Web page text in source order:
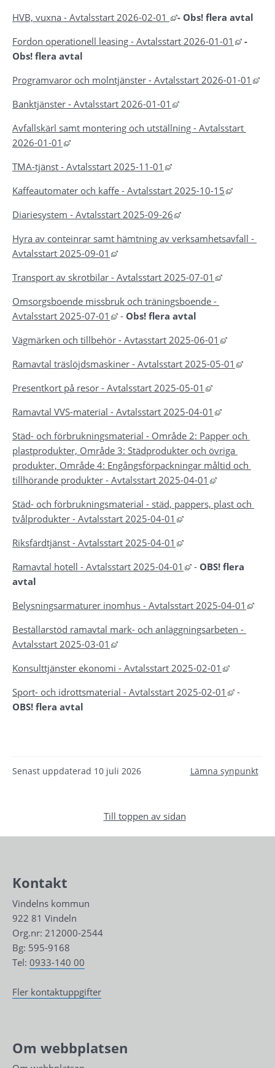
HVB, vuxna - Avtalsstart 2026-02-01
Länk till annan
- Obs! flera avtal
Fordon operationell leasing - Avtalsstart 2026-01-01
Länk
-
Obs! flera avtal
Programvaror och molntjänster - Avtalsstart 2026-01-01
Banktjänster - Avtalsstart 2026-01-01
Länk till annan
Avfallskärl samt montering och utställning - Avtalsstart
2026-01-01
Länk till annan webbplats, öppnas i nytt fönster.
TMA-tjänst - Avtalsstart 2025-11-01
Länk till annan
Kaffeautomater och kaffe - Avtalsstart 2025-10-15
Länk till
Diariesystem - Avtalsstart 2025-09-26
Länk till annan
Hyra av conteinrar samt hämtning av verksamhetsavfall -
Avtalsstart 2025-09-01
Länk till annan webbplats, öppnas i
Transport av skrotbilar - Avtalsstart 2025-07-01
Länk till
Omsorgsboende missbruk och träningsboende -
Avtalsstart 2025-07-01
Länk till annan webbplats, öppnas i
- Obs! flera avtal
Vägmärken och tillbehör - Avtasstart 2025-06-01
Länk till
Ramavtal träslöjdsmaskiner - Avtalsstart 2025-05-01
Länk
Presentkort på resor - Avtalsstart 2025-05-01
Länk till
Ramavtal VVS-material - Avtalsstart 2025-04-01
Länk till
Städ- och förbrukningsmaterial - Område 2: Papper och
plastprodukter, Område 3: Städprodukter och övriga
produkter, Område 4: Engångsförpackningar måltid och
tillhörande produkter - Avtalsstart 2025-04-01
Länk till
Städ- och förbrukningsmaterial - städ, pappers, plast och
tvålprodukter - Avtalsstart 2025-04-01
Länk till annan
Riksfärdtjänst - Avtalsstart 2025-04-01
Länk till annan
Ramavtal hotell - Avtalsstart 2025-04-01
Länk till annan
- OBS! flera
avtal
Belysningsarmaturer inomhus - Avtalsstart 2025-04-01
Beställarstöd ramavtal mark- och anläggningsarbeten -
Avtalsstart 2025-03-01
Länk till annan webbplats, öppnas i
Konsulttjänster ekonomi - Avtalsstart 2025-02-01
Länk till
Sport- och idrottsmaterial - Avtalsstart 2025-02-01
Länk till
OBS! flera avtal
Senast uppdaterad 10 juli 2026 Lämna synpunkt
Till toppen av sidan
Kontakt
Vindelns kommun
922 81 Vindeln
Org.nr: 212000-2544
Bg: 595-9168
Tel: 0933-140 00
Fler kontaktuppgifter
Om webbplatsen